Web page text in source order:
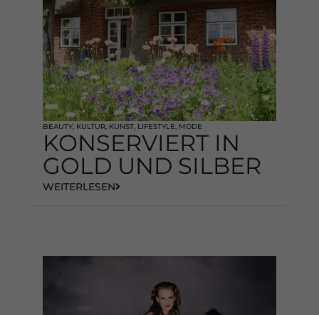
BEAUTY, KULTUR, KUNST, LIFESTYLE, MODE
KONSERVIERT IN
GOLD UND SILBER
WEITERLESEN